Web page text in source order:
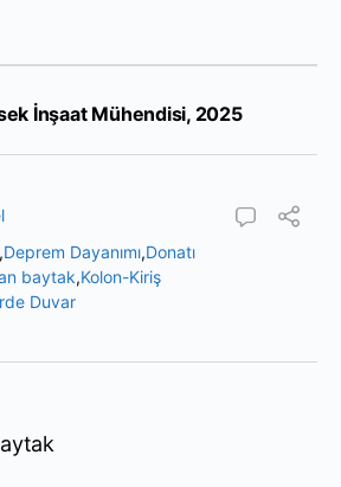
İnşaat Mühendisi, 2025
,Deprem Dayanımı,Donatı
baytak,Kolon-Kiriş
Duvar